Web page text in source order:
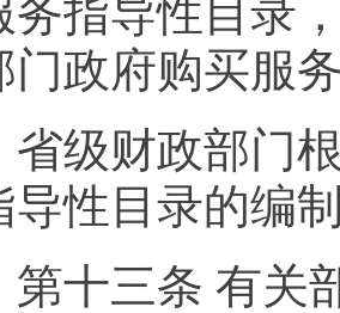
务指导性目录
门政府购买服
财政部门根
导性目录的编
三条 有关部